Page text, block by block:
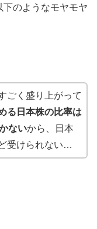
のようなモヤモヤ
ごく盛り上がって
る日本株の比率は
ないから、日本
受けられない…